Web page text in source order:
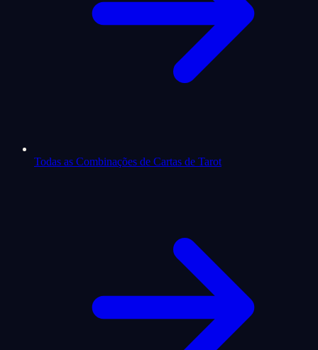
Todas as Combinações de Cartas de Tarot